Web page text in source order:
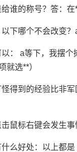
谁的称号？答：
下哪个不会改变？
： a等下，我摆个
就选**）
得到的经验比非
鼠标右键会发生事
么好处：以上都是